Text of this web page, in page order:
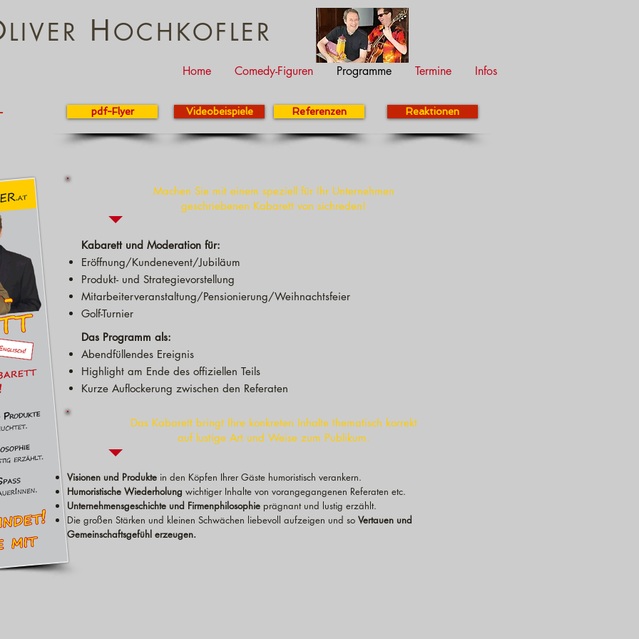
LIVER HOCHKOFLER
Home Comedy-Figuren Programme Termine Infos
pdf-Flyer Videobeispiele Referenzen Reaktionen
Machen Sie mit einem speziell für Ihr Unternehmen
geschriebenen Kabarett von sichreden!
Kabarett und Moderation für:
Eröffnung/Kundenevent/Jubiläum
Produkt- und Strategievorstellung
Mitarbeiterveranstaltung/Pensionierung/Weihnachtsfeier
Golf-Turnier
Das Programm als:
Abendfüllendes Ereignis
Highlight am Ende des offiziellen Teils
Kurze Auflockerung zwischen den Referaten
Das Kabarett bringt Ihre konkreten Inhalte thematisch korrekt
auf lustige Art und Weise zum Publikum.
Visionen und Produkte in den Köpfen Ihrer Gäste humoristisch verankern.
Humoristische Wiederholung wichtiger Inhalte von vorangegangenen Referaten etc.
Unternehmensgeschichte und Firmenphilosophie prägnant und lustig erzählt.
Die großen Stärken und kleinen Schwächen liebevoll aufzeigen und so Vertauen und
Gemeinschaftsgefühl erzeugen.